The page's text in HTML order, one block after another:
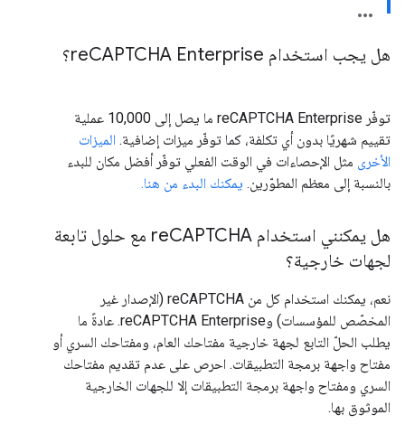
هل يجب استخدام re CAPTCHA Enterprise؟
توفّر reCAPTCHA Enterprise ما يصل إلى 10,000 عملية
تقييم شهريًا بدون أي تكلفة، كما توفّر ميزات إضافية. الميزات
الأخرى مثل الإحصاءات في الوقت الفعلي توفّر أفضل مكان للبدء
بالنسبة إلى معظم المطوّرين. يمكنك البدء من هنا.
هل يمكنني استخدام re
CAPTCHA مع حلول تابعة
لجهات خارجية؟
نعم، يمكنك استخدام كل من reCAPTCHA (الإصدار غير
المخصّص للمؤسسات) وreCAPTCHA Enterprise. عادةً ما
يطلب الحلّ التابع لجهة خارجية مفتاحك العام، ومفتاحك السري أو
مفتاح واجهة برمجة التطبيقات. احرص على عدم تقديم مفتاحك
السري ومفتاح واجهة برمجة التطبيقات إلا للجهات الخارجية
الموثوق بها.